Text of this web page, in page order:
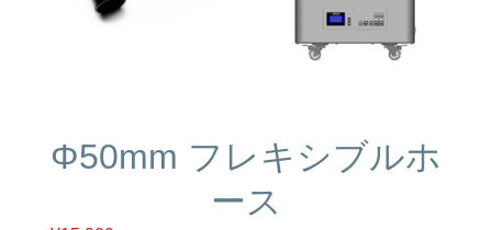
Φ50mm フレキシブルホ
ース